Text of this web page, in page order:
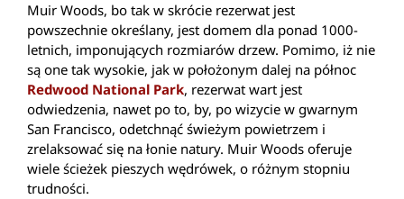
Muir Woods, bo tak w skrócie rezerwat jest
powszechnie określany, jest domem dla ponad 1000-
letnich, imponujących rozmiarów drzew. Pomimo, iż nie
są one tak wysokie, jak w położonym dalej na północ
Redwood National Park, rezerwat wart jest
odwiedzenia, nawet po to, by, po wizycie w gwarnym
San Francisco, odetchnąć świeżym powietrzem i
zrelaksować się na łonie natury. Muir Woods oferuje
wiele ścieżek pieszych wędrówek, o różnym stopniu
trudności.